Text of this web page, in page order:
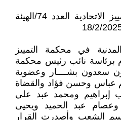
أولاً: نص قرار محكمة التمييز الاتحادية العدد 74/الهيئة
في محكمة التمييز
بتاريخ ١٨/2/2025م برئاسة نائب رئيس محكمة
سعدون بشــــار وعضوية
عباس وحسن فؤاد والقضاة
إبراهيم ومحمد عبد علي
عبد الحميد ويحيى
الشعب وأصدرت القرار